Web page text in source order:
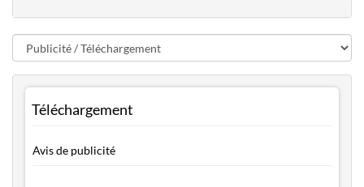
Téléchargement
Avis de publicité